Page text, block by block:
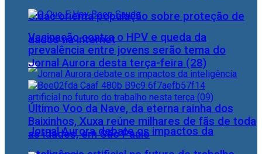
Cidac orienta população sobre proteção de
dados na internet
Jornal Aurora debate os impactos da
Vacinação contra o HPV e queda da
prevalência entre jovens serão tema do
Jornal Aurora desta terça-feira (28)
Último Voo da Nave, da eterna rainha dos
Baixinhos, Xuxa reúne milhares de fãs de toda
as idades, em São Paulo